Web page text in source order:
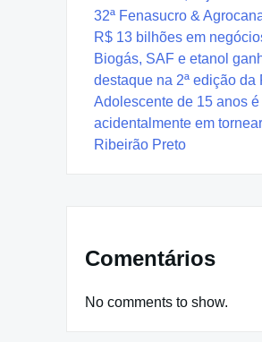
32ª Fenasucro &
R$ 13 bilhões em
Biogás, SAF e etanol
destaque na 2ª edição da
Adolescente de 15 anos
acidentalmente em
Ribeirão Preto
Comentários
No comments to show.